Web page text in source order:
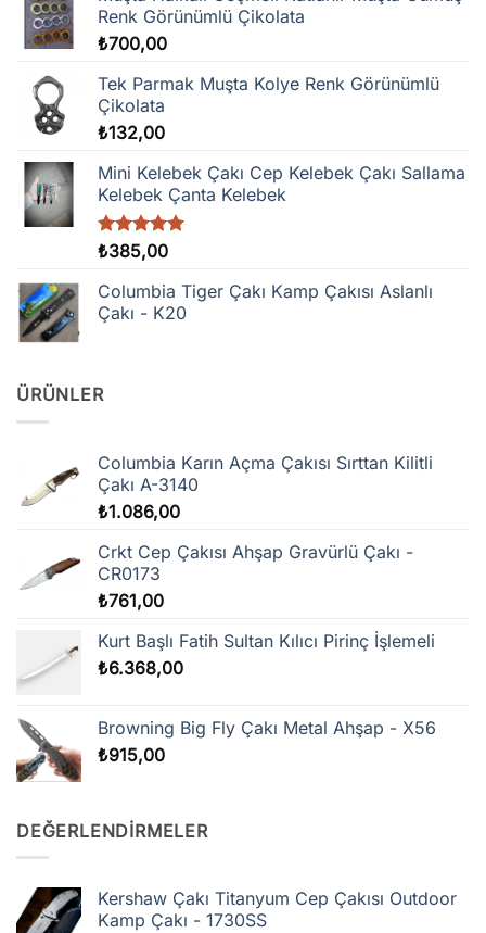
Renk Görünümlü Çikolata
₺700,00
Tek Parmak Muşta Kolye Renk Görünümlü
Çikolata
₺132,00
Mini Kelebek Çakı Cep Kelebek Çakı Sallama
Kelebek Çanta Kelebek
5 üzerinden
oy
aldı
₺385,00
Columbia Tiger Çakı Kamp Çakısı Aslanlı
Çakı - K20
ÜRÜNLER
Columbia Karın Açma Çakısı Sırttan Kilitli
Çakı A-3140
₺1.086,00
Crkt Cep Çakısı Ahşap Gravürlü Çakı -
CR0173
₺761,00
Kurt Başlı Fatih Sultan Kılıcı Pirinç İşlemeli
₺6.368,00
Browning Big Fly Çakı Metal Ahşap - X56
₺915,00
DEĞERLENDIRMELER
Kershaw Çakı Titanyum Cep Çakısı Outdoor
Kamp Çakı - 1730SS